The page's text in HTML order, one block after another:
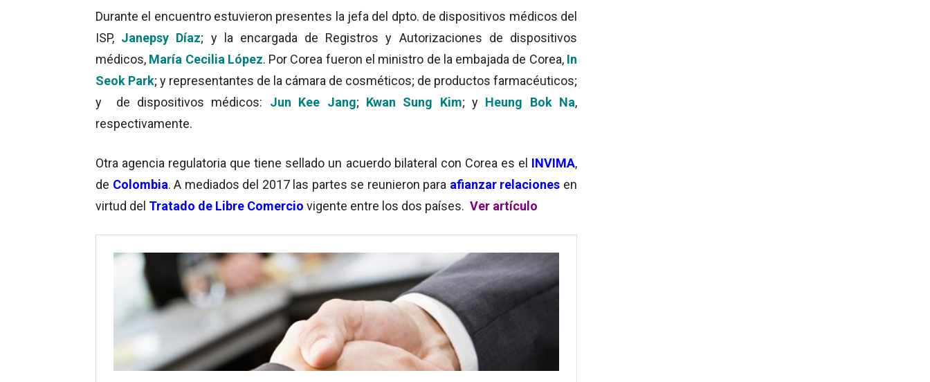
Durante el encuentro estuvieron presentes la jefa del dpto. de dispositivos médicos del
ISP, Janepsy Díaz; y la encargada de Registros y Autorizaciones de dispositivos
médicos, María Cecilia López. Por Corea fueron el ministro de la embajada de Corea, In
Seok Park; y representantes de la cámara de cosméticos; de productos farmacéuticos;
y de dispositivos médicos: Jun Kee Jang; Kwan Sung Kim; y Heung Bok Na,
respectivamente.
Otra agencia regulatoria que tiene sellado un acuerdo bilateral con Corea es el INVIMA,
de Colombia. A mediados del 2017 las partes se reunieron para afianzar relaciones en
virtud del Tratado de Libre Comercio vigente entre los dos países. Ver artículo